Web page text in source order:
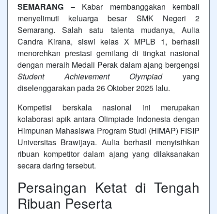
SEMARANG – Kabar membanggakan kembali
menyelimuti keluarga besar SMK Negeri 2
Semarang. Salah satu talenta mudanya, Aulia
Candra Kirana, siswi kelas X MPLB 1, berhasil
menorehkan prestasi gemilang di tingkat nasional
dengan meraih Medali Perak dalam ajang bergengsi
Student Achievement Olympiadyang
diselenggarakan pada 26 Oktober 2025 lalu.
Kompetisi berskala nasional ini merupakan
kolaborasi apik antara Olimpiade Indonesia dengan
Himpunan Mahasiswa Program Studi (HIMAP) FISIP
Universitas Brawijaya. Aulia berhasil menyisihkan
ribuan kompetitor dalam ajang yang dilaksanakan
secara daring tersebut.
Persaingan Ketat di Tengah
Ribuan Peserta